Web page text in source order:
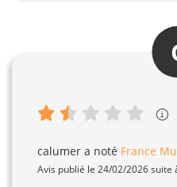
calumer a noté France
Avis publié le 24/02/2026